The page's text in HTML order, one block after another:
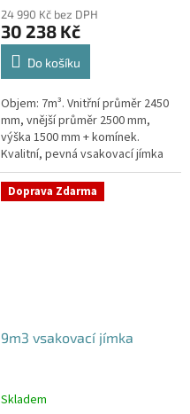
24 990 Kč bez DPH
30 238 Kč
Do košíku
Objem: 7m³. Vnitřní průměr 2450
mm, vnější průměr 2500 mm,
výška 1500 mm + komínek.
Kvalitní, pevná vsakovací jímka
(nádrž) bez potřeby
obetonování Průměr přítoku a
odtoku +...
Doprava Zdarma
9m3 vsakovací jímka
Skladem